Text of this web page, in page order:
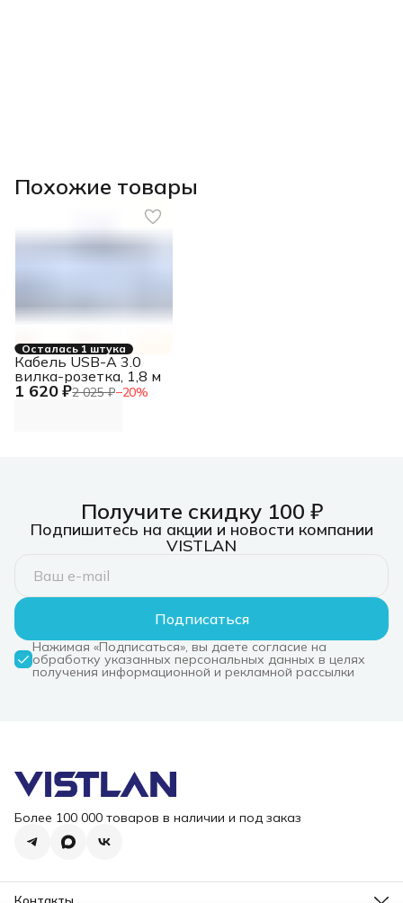
Похожие товары
Осталась 1 штука
1 620 ₽2 025 ₽−20%
Кабель USB-A 3.0
вилка-розетка, 1,8 м
Получите скидку 100 ₽
Подпишитесь на акции и новости компании
VISTLAN
Подписаться
Нажимая «Подписаться», вы даете согласие на
обработку указанных персональных данных в целях
получения информационной и рекламной рассылки
Более 100 000 товаров в наличии и под заказ